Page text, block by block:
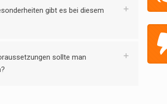
gibt es bei diesem
sollte man